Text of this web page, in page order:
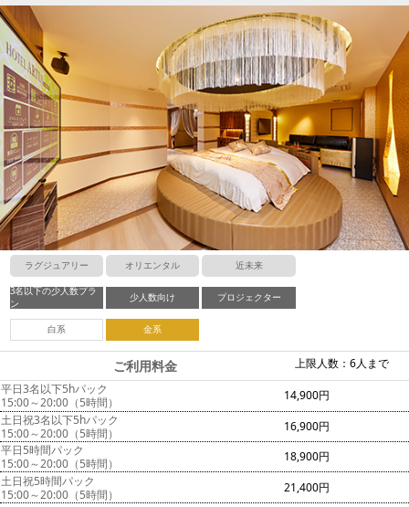
ラグジュアリー オリエンタル 近未来
3名以下の少人数プラ
ン
少人数向け プロジェクター
白系 金系
上限人数：6人まで
ご利用料金
平日3名以下5hパック
15:00～20:00（5時間）
14,900円
土日祝3名以下5hパック
15:00～20:00（5時間）
16,900円
平日5時間パック
15:00～20:00（5時間）
18,900円
土日祝5時間パック
15:00～20:00（5時間）
21,400円